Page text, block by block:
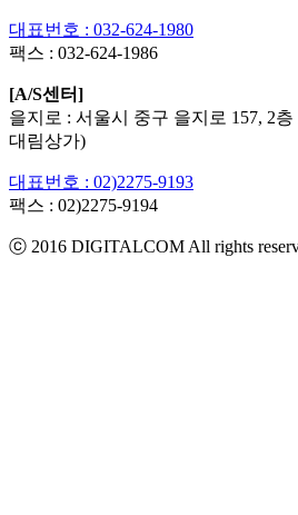
대표번호 : 032-624-1980
팩스 : 032-624-1986
[A/S센터]
을지로 : 서울시 중구 을지로 157, 2층
대림상가)
대표번호 : 02)2275-9193
팩스 : 02)2275-9194​
ⓒ 2016 DIGITALCOM All rights